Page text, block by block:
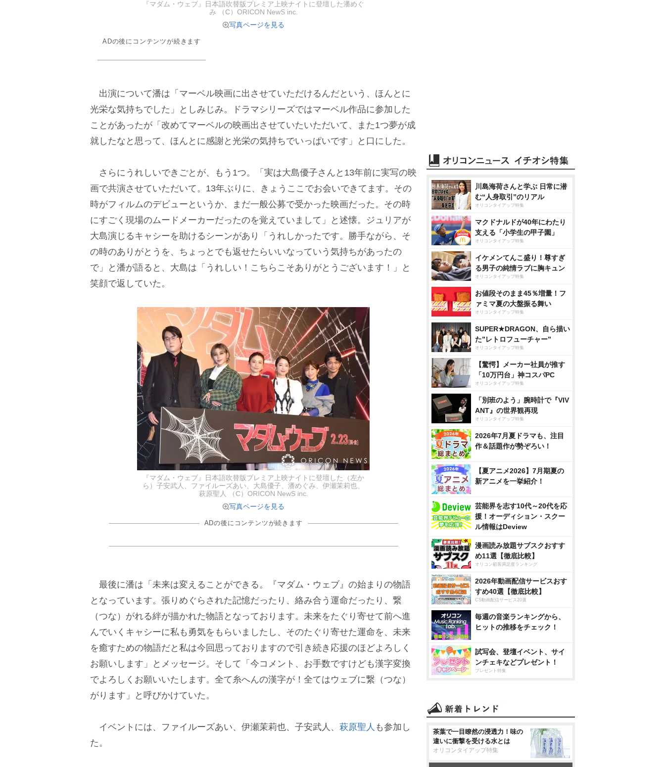
『マダム・ウェブ』日本語吹替版プレミア上映ナイトに登壇した潘めぐ
み （C）ORICON NewS inc.
写真ページを見る
ADの後にコンテンツが続きます
出演について潘は「マーベル映画に出させていただけるんだという、ほんとに
光栄な気持ちでした」としみじみ。ドラマシリーズではマーベル作品に参加した
ことがあったが「改めてマーベルの映画出させていたいただいて、また1つ夢が成
就したなと思って、ほんとに感謝と光栄の気持ちでいっぱいです」と口にした。
さらにうれしいできごとが、もう1つ。「実は大島優子さんと13年前に実写の映
画で共演させていただいて。13年ぶりに、きょうここでお会いできてます。その
時がフィルムのデビューというか、まだ一般公募で受かった映画だった。その時
にすごく現場のムードメーカーだったのを覚えていまして」と述懐。ジュリアが
大島演じるキャシーを助けるシーンがあり「うれしかったです。勝手ながら、そ
の時のありがとうを、ちょっとでも返せたらいいなっていう気持ちがあったの
で」と潘が語ると、大島は「うれしい！こちらこそありがとうございます！」と
笑顔で返していた。
『マダム・ウェブ』日本語吹替版プレミア上映ナイトに登壇した（左か
ら）子安武人、ファイルーズあい、大島優子、潘めぐみ、伊瀬茉莉也、
萩原聖人 （C）ORICON NewS inc.
写真ページを見る
ADの後にコンテンツが続きます
最後に潘は「未来は変えることができる。『マダム・ウェブ』の始まりの物語
となっています。張りめぐらされた記憶だったり、絡み合う運命だったり、繋
（つな）がれる絆が描かれた物語となっております。未来をたぐり寄せて前へ進
んでいくキャシーに私も勇気をもらいましたし、そのたぐり寄せた運命を、未来
を癒すための物語だと私は今回思っておりますので引き続き応援のほどよろしく
お願いします」とメッセージ。そして「今コメント、お手数ですけども漢字変換
でよろしくお願いいたします。全て糸へんの漢字が！全てはウェブに繋（つな）
がります」と呼びかけていた。
イベントには、ファイルーズあい、伊瀬茉莉也、子安武人、 萩原聖人 も参加し
た。
川島海荷さんと学ぶ 日常に潜
む“人身取引”のリアル
オリコンタイアップ特集
マクドナルドが40年にわたり
支える「小学生の甲子園」
オリコンタイアップ特集
イケメンてんこ盛り！尊すぎ
る男子の純情ラブに胸キュン
オリコンタイアップ特集
お値段そのまま45％増量！フ
ァミマ夏の大盤振る舞い
オリコンタイアップ特集
SUPER★DRAGON、自ら描い
た”レトロフューチャー”
オリコンタイアップ特集
【驚愕】メーカー社員が推す
「10万円台」神コスパPC
オリコンタイアップ特集
「別班のよう」腕時計で『VIV
ANT』の世界観再現
オリコンタイアップ特集
2026年7月夏ドラマも、注目
作＆話題作が勢ぞろい！
【夏アニメ2026】7月期夏の
新アニメを一挙紹介！
芸能界を志す10代～20代を応
援！オーディション・スクー
ル情報はDeview
漫画読み放題サブスクおすす
め11選【徹底比較】
オリコン顧客満足度ランキング
2026年動画配信サービスおす
すめ40選【徹底比較】
CS動画配信サービス20選
毎週の音楽ランキングから、
ヒットの推移をチェック！
試写会、登壇イベント、サイ
ンチェキなどプレゼント！
プレゼント特集
茶葉で一目瞭然の浸透力！味の
違いに衝撃を受ける水とは
オリコンタイアップ特集